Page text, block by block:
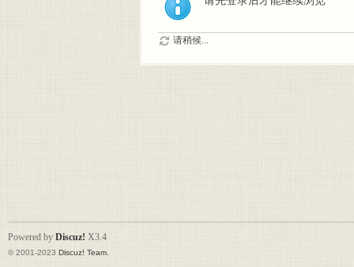
请稍候...
Powered by Discuz! X3.4
© 2001-2023 Discuz! Team